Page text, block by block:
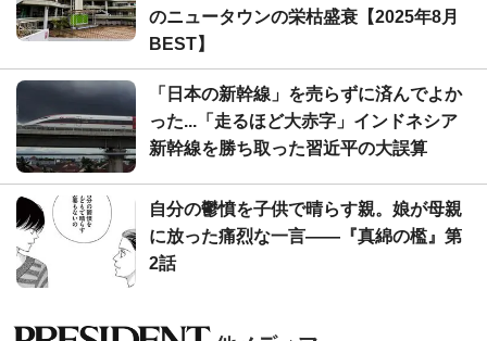
のニュータウンの栄枯盛衰【2025年8月
BEST】
「日本の新幹線」を売らずに済んでよか
った...「走るほど大赤字」インドネシア
新幹線を勝ち取った習近平の大誤算
自分の鬱憤を子供で晴らす親。娘が母親
に放った痛烈な一言――『真綿の檻』第
2話